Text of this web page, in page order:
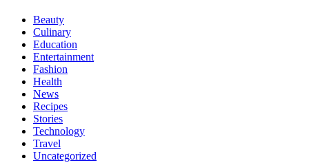
Beauty
Culinary
Education
Entertainment
Fashion
Health
News
Recipes
Stories
Technology
Travel
Uncategorized